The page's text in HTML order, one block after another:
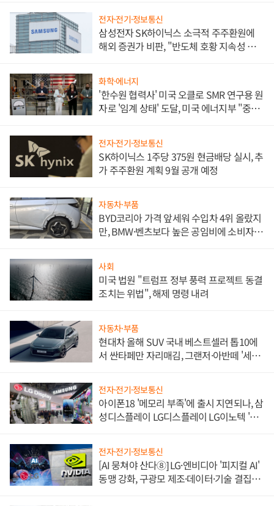
전자·전기·정보통신
삼성전자 SK하이닉스 소극적 주주환원에
해외 증권가 비판, "반도체 호황 지속성 의
화학·에너지
'한수원 협력사' 미국 오클로 SMR 연구용 원
자로 '임계 상태' 도달, 미국 에너지부 "중요
전자·전기·정보통신
SK하이닉스 1주당 375원 현금배당 실시, 추
가 주주환원 계획 9월 공개 예정
자동차·부품
BYD코리아 가격 앞세워 수입차 4위 올랐지
만, BMW·벤츠보다 높은 공임비에 소비자
사회
미국 법원 "트럼프 정부 풍력 프로젝트 동결
조치는 위법", 해제 명령 내려
자동차·부품
현대차 올해 SUV 국내 베스트셀러 톱10에
서 싼타페만 자리매김, 그랜저·아반떼 '세단
전자·전기·정보통신
아이폰18 '메모리 부족'에 출시 지연되나, 삼
성디스플레이 LG디스플레이 LG이노텍 '탈
전자·전기·정보통신
[AI 뭉쳐야 산다⑧] LG·엔비디아 '피지컬 AI'
동맹 강화, 구광모 제조·데이터·기술 결집